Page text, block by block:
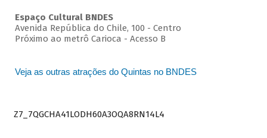
Espaço Cultural BNDES
Avenida República do Chile, 100 - Centro
Próximo ao metrô Carioca - Acesso B
Veja as outras atrações do Quintas no BNDES
Z7_7QGCHA41LODH60A3OQA8RN14L4